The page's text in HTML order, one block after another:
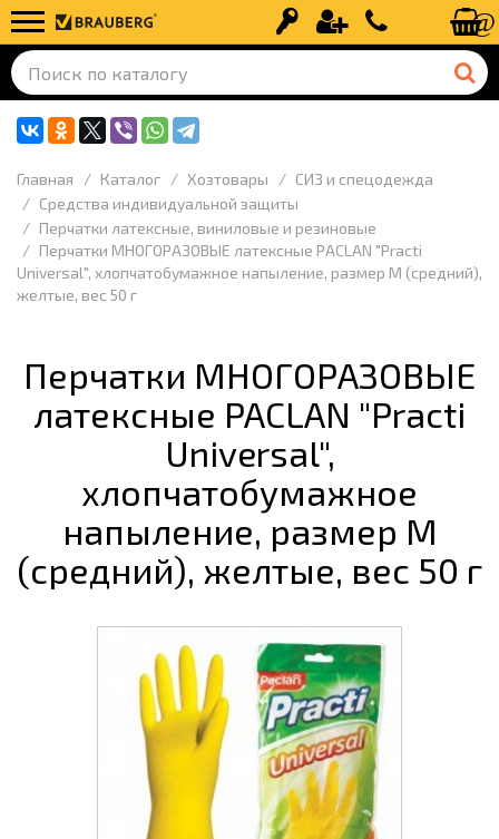
Вход Регистрация+7 (499) 110-
Главная Каталог Хозтовары
СИЗ и спецодежда
Средства индивидуальной защиты
Перчатки латексные, виниловые и резиновые
Перчатки МНОГОРАЗОВЫЕ латексные PACLAN "Practi
Universal", хлопчатобумажное напыление, размер M (средний),
желтые, вес 50 г
Перчатки МНОГОРАЗОВЫЕ
латексные PACLAN "Practi
Universal",
хлопчатобумажное
напыление, размер M
(средний), желтые, вес 50 г